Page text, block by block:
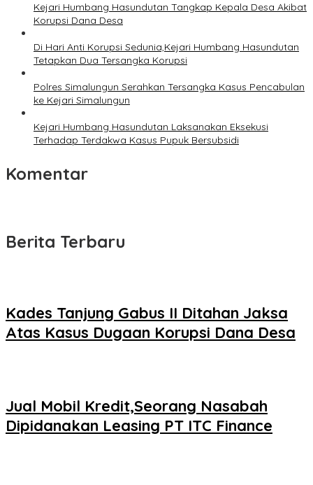
Kejari Humbang Hasundutan Tangkap Kepala Desa Akibat
Korupsi Dana Desa
Di Hari Anti Korupsi Sedunia,Kejari Humbang Hasundutan
Tetapkan Dua Tersangka Korupsi
Polres Simalungun Serahkan Tersangka Kasus Pencabulan
ke Kejari Simalungun
Kejari Humbang Hasundutan Laksanakan Eksekusi
Terhadap Terdakwa Kasus Pupuk Bersubsidi
Komentar
Berita Terbaru
Kades Tanjung Gabus II Ditahan Jaksa
Atas Kasus Dugaan Korupsi Dana Desa
Jual Mobil Kredit,Seorang Nasabah
Dipidanakan Leasing PT ITC Finance